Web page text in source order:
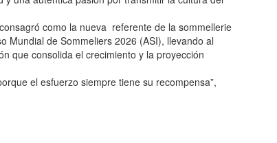
como la nueva referente de la sommellerie
Mundial de Sommeliers 2026 (ASI), llevando al
que consolida el crecimiento y la proyección
el esfuerzo siempre tiene su recompensa”,